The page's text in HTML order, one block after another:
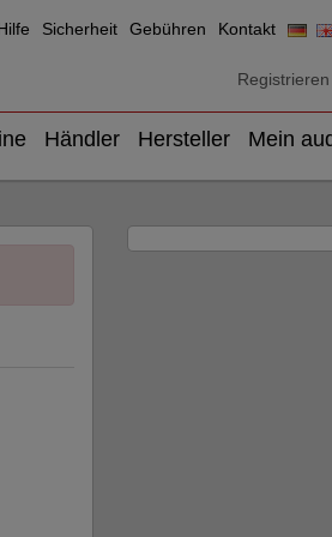
Sicherheit Gebühren Kontakt
Registrieren
Händler Hersteller Mein